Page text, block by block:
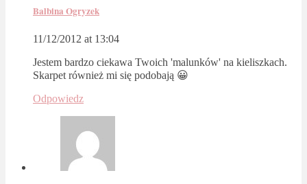
Balbina Ogryzek
11/12/2012 at 13:04
Jestem bardzo ciekawa Twoich 'malunków' na kieliszkach.
Skarpet również mi się podobają 😀
Odpowiedz